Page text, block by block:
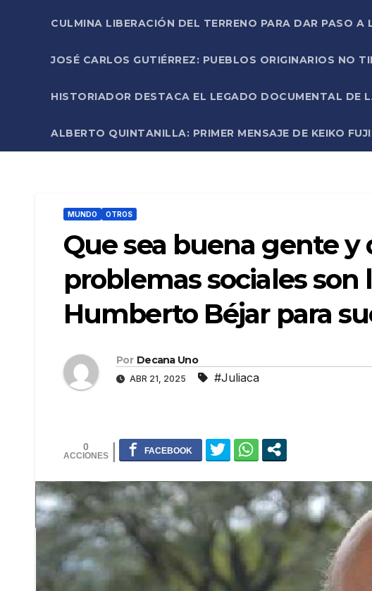
CULMINA LIBERACIÓN DEL TERRENO PARA DAR PASO
JOSÉ CARLOS GUTIÉRREZ: PUEBLOS ORIGINARIOS NO
HISTORIADOR DESTACA EL LEGADO DOCUMENTAL DE
ALBERTO QUINTANILLA: PRIMER MENSAJE DE KEIKO
MUNDO OTROS
Que sea buena gente y
problemas sociales son
Humberto Béjar para
Por Decana Uno
ABR 21, 2025 #Juliaca
0